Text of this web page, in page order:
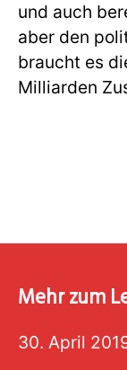
und auch
aber den
braucht es
Milliarden
Mehr zum
30. April